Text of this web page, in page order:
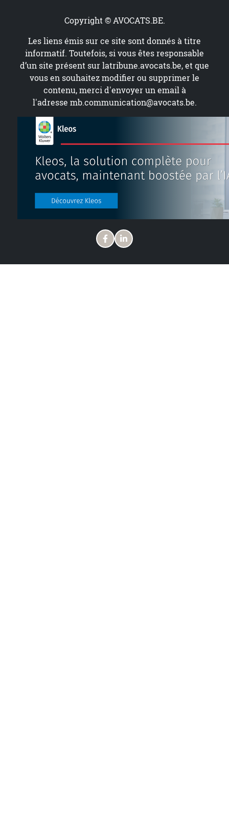
Copyright © AVOCATS.BE.
Les liens émis sur ce site sont donnés à titre
informatif. Toutefois, si vous êtes responsable
d’un site présent surlatribune.avocats.be, et que
vous en souhaitez modifier ou supprimer le
contenu, merci d'envoyer un email à
l'adresse mb.communication@avocats.be.